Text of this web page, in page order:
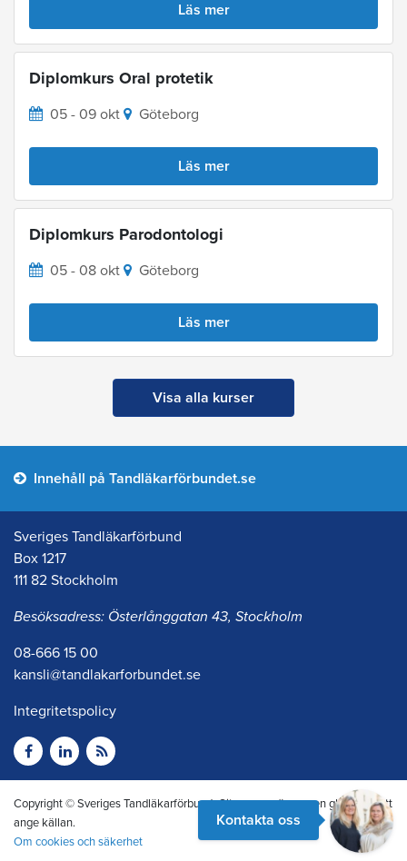
Läs mer
Diplomkurs Oral protetik
05 - 09 okt Göteborg
Läs mer
Diplomkurs Parodontologi
05 - 08 okt Göteborg
Läs mer
Visa alla kurser
Kontakta oss
Innehåll på Tandläkarförbundet.se
Sveriges Tandläkarförbund
Box 1217
111 82 Stockholm
Besöksadress: Österlånggatan 43, Stockholm
08-666 15 00
kansli@tandlakarforbundet.se
Integritetspolicy
Copyright © Sveriges Tandläkarförbund. Citera oss gärna men glöm inte att
ange källan.
Om cookies och säkerhet